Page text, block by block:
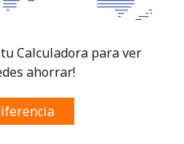
tu Calculadora para ver
ahorrar!